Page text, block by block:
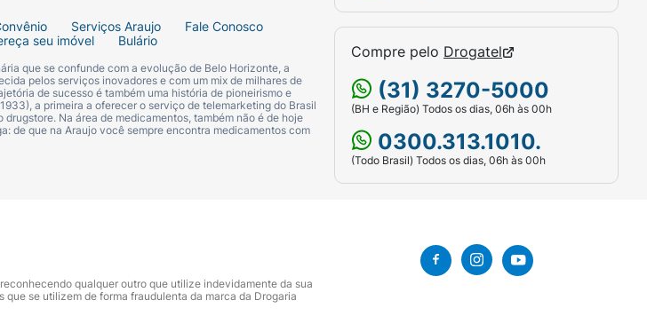
Serviços Araujo
Fale Conosco
seu imóvel Bulário
que se confunde com a evolução de Belo Horizonte, a
pelos serviços inovadores e com um mix de milhares de
de sucesso é também uma história de pioneirismo e
a primeira a oferecer o serviço de telemarketing do Brasil
Na área de medicamentos, também não é de hoje
de que na Araujo você sempre encontra medicamentos com
Compre pelo Drogatel
(31) 3270-5000
(BH e Região) Todos os dias, 06h às 00h
0300.313.1010.
(Todo Brasil) Todos os dias, 06h às 00h
qualquer outro que utilize indevidamente da sua
se utilizem de forma fraudulenta da marca da Drogaria